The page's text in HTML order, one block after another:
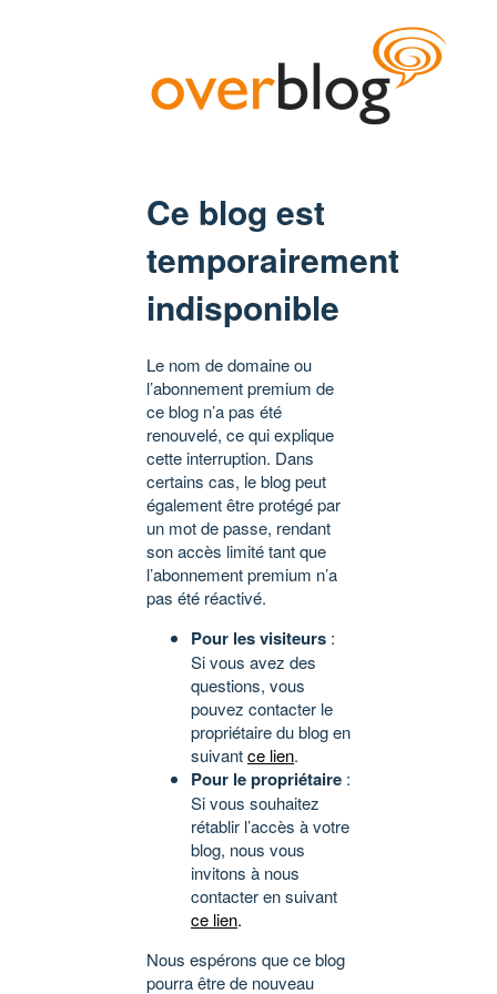
Ce blog est
temporairement
indisponible
Le nom de domaine ou
l’abonnement premium de
ce blog n’a pas été
renouvelé, ce qui explique
cette interruption. Dans
certains cas, le blog peut
également être protégé par
un mot de passe, rendant
son accès limité tant que
l’abonnement premium n’a
pas été réactivé.
Pour les visiteurs :
Si vous avez des
questions, vous
pouvez contacter le
propriétaire du blog en
suivantce lien.
Pour le propriétaire :
Si vous souhaitez
rétablir l’accès à votre
blog, nous vous
invitons à nous
contacter en suivant
ce lien.
Nous espérons que ce blog
pourra être de nouveau